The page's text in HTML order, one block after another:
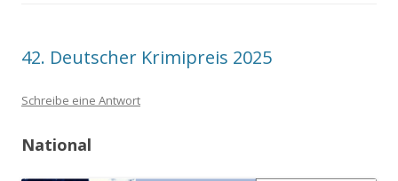
42. Deutscher Krimipreis 2025
Schreibe eine Antwort
National